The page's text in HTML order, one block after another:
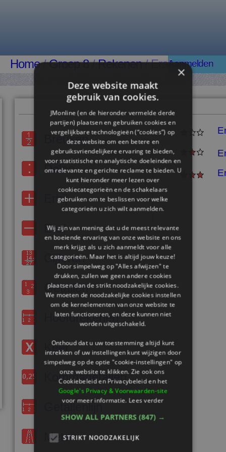
Home/Groep 8/Rekenen/ ErafAanmelden
Breuken
Delen
Erbij
Eraf
Cijferen
Getallen
Hoofdrekenen
Keer
Kommagetallen
Getallenlijn
Meten
×
Deze website maakt
gebruik van cookies.
JMonline (en de hieronder vermelde derde
partijen) plaatsen en gebruiken cookies en
vergelijkbare technologieën (“cookies”) op
deze website om een ​​betere en
gebruiksvriendelijkere ervaring te bieden,
voor statistische en analytische doeleinden en
om relevante en gerichte reclame te bieden. U
kunt hieronder meer lezen over
cookiecategorieën en de schakelaars
gebruiken om te beslissen voor welke
categorieën u zich wilt aanmelden.
Wij zijn van mening dat u de meest relevante
en boeiende ervaring van onze website en ons
merk krijgt als u zich aanmeldt voor alle
categorieën. Maar het is altijd jouw keuze!
Door simpelweg op "Alles afwijzen" te
drukken, zullen we geen andere cookies
plaatsen dan de strikt noodzakelijke cookies.
We moeten de noodzakelijke cookies instellen
om de kernelementen van onze website te
laten functioneren, en deze kunnen niet
worden uitgeschakeld.
Onthoud dat u uw toestemming altijd kunt
intrekken of uw instellingen kunt wijzigen door
simpelweg op de optie "cookie-instellingen" op
onze website te klikken. Zie ook ons ​​
Cookiebeleid en Privacybeleid en het
Google's Privacy & Voorwaarden-site
voor meer informatie.Lees verder
SHOW ALL PARTNERS (847) →
STRIKT NOODZAKELIJK